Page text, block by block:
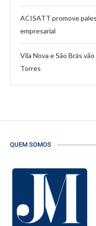
ACISATT promove
empresarial
Vila Nova e São Brás
Torres
QUEM SOMOS